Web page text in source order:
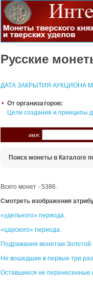
Русские
ДАТА ЗАКРЫТИЯ АУКЦИОНА
От организаторов:
Цели создания и принципы
имя:
Поиск монеты в Каталоге
Всего монет - 5386.
Смотреть изображения
«удельного» периода.
«царского» периода.
Подражания монетам
Не вошедшие в первые три
Оставшиеся не перенесенные